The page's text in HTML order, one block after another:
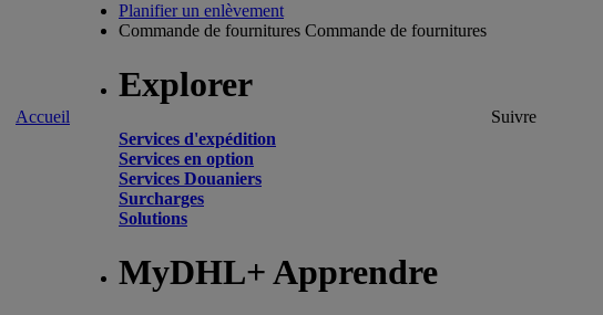
Accueil
Planifier un enlèvement
Commande de fournitures Commande de fournitures
Explorer
Services d'expédition
Services en option
Services Douaniers
Surcharges
Solutions
MyDHL+ Apprendre
Suivre